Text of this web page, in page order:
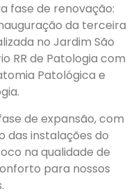
fase de renovação:
da terceira
no Jardim São
RR de Patologia com
Patológica e
de expansão, com
das instalações do
na qualidade de
para nossos